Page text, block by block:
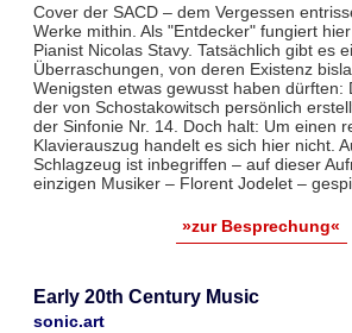
Cover der SACD – dem Vergessen
Werke mithin. Als "Entdecker" fungiert
Pianist Nicolas Stavy. Tatsächlich gibt es
Überraschungen, von deren Existenz
Wenigsten etwas gewusst haben dürften:
der von Schostakowitsch persönlich
der Sinfonie Nr. 14. Doch halt: Um einen
Klavierauszug handelt es sich hier nicht.
Schlagzeug ist inbegriffen – auf dieser
einzigen Musiker – Florent Jodelet –
»zur Besprechung«
Early 20th Century Music
sonic.art